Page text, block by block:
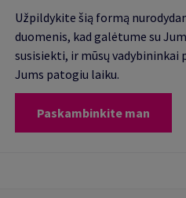
Užpildykite šią formą
duomenis, kad galėtume su
susisiekti, ir mūsų vadybininkai
Jums patogiu laiku.
Paskambinkite man